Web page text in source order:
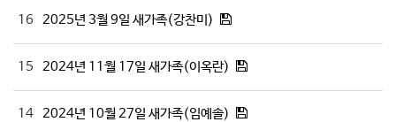
16 2025년 3월 9일 새가족(강찬미)
15 2024년 11월 17일 새가족(이옥란)
14 2024년 10월 27일 새가족(임예솔)